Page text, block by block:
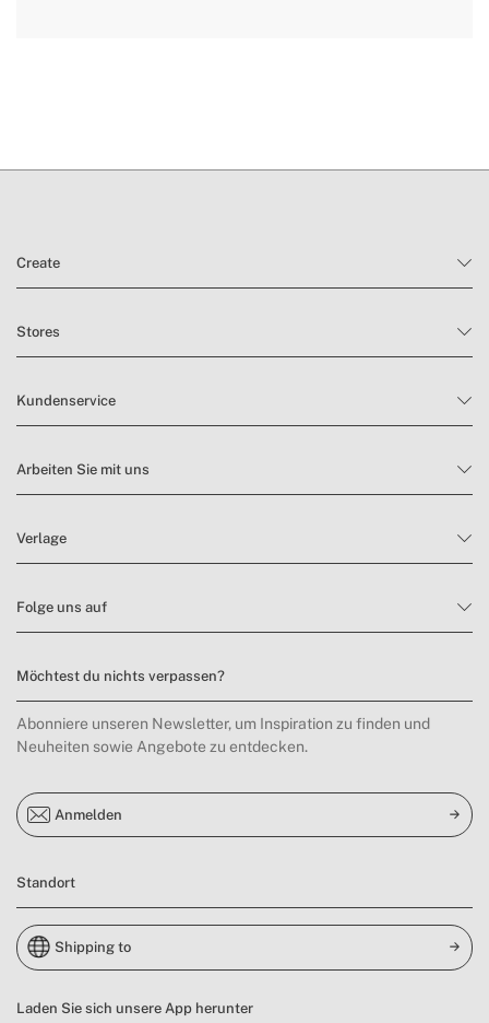
Create
Stores
Kundenservice
Arbeiten Sie mit uns
Verlage
Folge uns auf
Möchtest du nichts verpassen?
Abonniere unseren Newsletter, um Inspiration zu finden und
Neuheiten sowie Angebote zu entdecken.
Anmelden
Standort
Shipping to
Laden Sie sich unsere App herunter